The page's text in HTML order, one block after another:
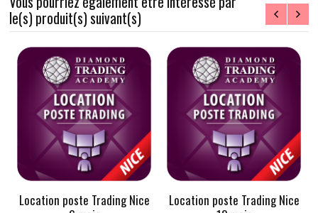
le(s) produit(s) suivant(s)
Location poste Trading Nice
Location poste Trading Nice